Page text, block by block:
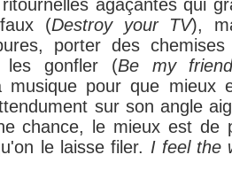
agaçantes qui
(Destroy your TV),
porter des
les gonfler (Be my
musique pour que mieux
sur son angle
chance, le mieux est de
le laisse filer. I feel the